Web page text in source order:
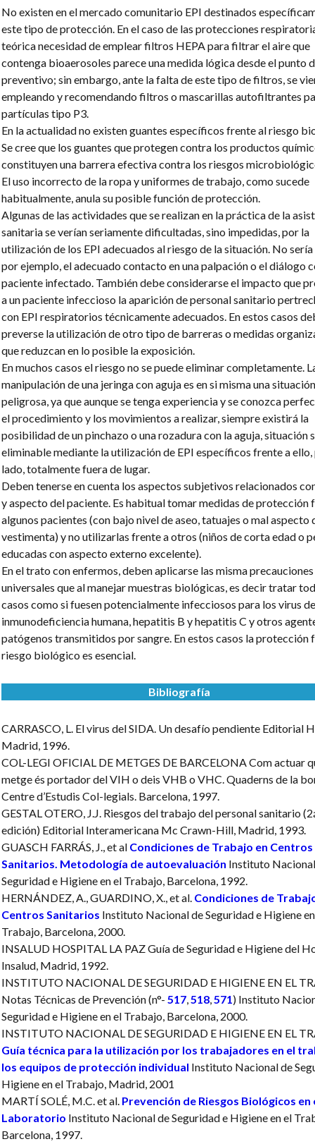
No existen en el mercado comunitario EPI destinados
este tipo de protección. En el caso de las protecciones
teórica necesidad de emplear filtros HEPA para filtrar el aire que
contenga bioaerosoles parece una medida lógica desde el punto
preventivo; sin embargo, ante la falta de este tipo de filtros, se
empleando y recomendando filtros o mascarillas autofiltrantes
partículas tipo P3.
En la actualidad no existen guantes específicos frente al riesgo
Se cree que los guantes que protegen contra los productos
constituyen una barrera efectiva contra los riesgos
El uso incorrecto de la ropa y uniformes de trabajo, como sucede
habitualmente, anula su posible función de protección.
Algunas de las actividades que se realizan en la práctica de la
sanitaria se verían seriamente dificultadas, sino impedidas, por la
utilización de los EPI adecuados al riesgo de la situación. No
por ejemplo, el adecuado contacto en una palpación o el diálogo
paciente infectado. También debe considerarse el impacto que
a un paciente infeccioso la aparición de personal sanitario
con EPI respiratorios técnicamente adecuados. En estos casos
preverse la utilización de otro tipo de barreras o medidas
que reduzcan en lo posible la exposición.
En muchos casos el riesgo no se puede eliminar completamente.
manipulación de una jeringa con aguja es en si misma una situación
peligrosa, ya que aunque se tenga experiencia y se conozca
el procedimiento y los movimientos a realizar, siempre existirá la
posibilidad de un pinchazo o una rozadura con la aguja, situación
eliminable mediante la utilización de EPI específicos frente a
lado, totalmente fuera de lugar.
Deben tenerse en cuenta los aspectos subjetivos relacionados
y aspecto del paciente. Es habitual tomar medidas de protección
algunos pacientes (con bajo nivel de aseo, tatuajes o mal aspecto
vestimenta) y no utilizarlas frente a otros (niños de corta edad o
educadas con aspecto externo excelente).
En el trato con enfermos, deben aplicarse las misma precauciones
universales que al manejar muestras biológicas, es decir tratar
casos como si fuesen potencialmente infecciosos para los virus de
inmunodeficiencia humana, hepatitis B y hepatitis C y otros
patógenos transmitidos por sangre. En estos casos la protección
riesgo biológico es esencial.
Bibliografía
CARRASCO, L. El virus del SIDA. Un desafío pendiente Editorial
Madrid, 1996.
COL-LEGI OFICIAL DE METGES DE BARCELONACom actuar
metge és portador del VIH o deis VHB o VHC.Quaderns de la
Centre d’Estudis Col-legials. Barcelona, 1997.
GESTAL OTERO, J.J. Riesgos del trabajo del personal sanitario
edición) Editorial Interamericana Mc Crawn-Hill, Madrid, 1993.
GUASCH FARRÁS, J., et al Condiciones de Trabajo en Centros
Sanitarios. Metodología de autoevaluación Instituto
Seguridad e Higiene en el Trabajo, Barcelona, 1992.
HERNÁNDEZ, A., GUARDINO, X., et al. Condiciones de
Centros Sanitarios Instituto Nacional de Seguridad e Higiene
Trabajo, Barcelona, 2000.
INSALUD HOSPITAL LA PAZGuía de Seguridad e Higiene del
Insalud, Madrid, 1992.
INSTITUTO NACIONAL DE SEGURIDAD E HIGIENE EN EL
Notas Técnicas de Prevención (n°- 517,518,571) Instituto
Seguridad e Higiene en el Trabajo, Barcelona, 2000.
INSTITUTO NACIONAL DE SEGURIDAD E HIGIENE EN EL
Guía técnica para la utilización por los trabajadores en el
los equipos de protección individual Instituto Nacional de
Higiene en el Trabajo, Madrid, 2001
MARTÍ SOLÉ, M.C. et al. Prevención de Riesgos Biológicos en
Laboratorio Instituto Nacional de Seguridad e Higiene en el
Barcelona, 1997.